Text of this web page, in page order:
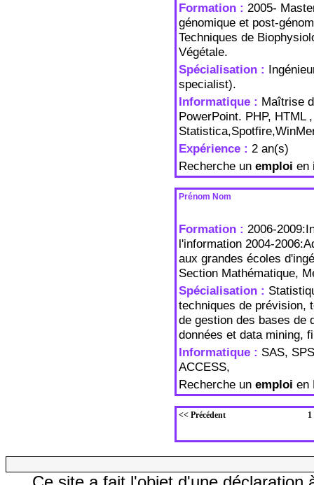
Formation : 2005-
génomique et post-
Techniques de
Végétale.
Spécialisation :
specialist).
Informatique : Maîtrise
PowerPoint. PHP, HTML
Expérience : 2 an(s)
Recherche un emploi en
Prénom Nom
Formation : 2006-
l'information 2004-
aux grandes écoles
Section Mathématique,
Spécialisation :
techniques de prévision,
de gestion des bases de
données et data mining,
Informatique : SAS,
ACCESS,
Recherche un emploi en
<< Précédent 1